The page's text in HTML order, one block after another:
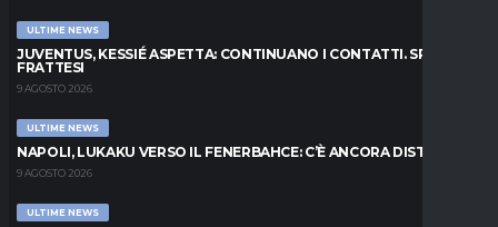
ULTIME NEWS
JUVENTUS, KESSIÉ ASPETTA: CONTINUANO I CONTATTI. SPUNTA
FRATTESI
9 AGOSTO 2026
ULTIME NEWS
NAPOLI, LUKAKU VERSO IL FENERBAHCE: C’È ANCORA DISTANZA
9 AGOSTO 2026
ULTIME NEWS